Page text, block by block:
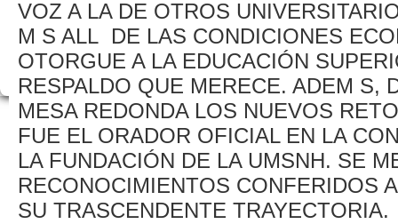
VOZ A LA DE OTROS
M S ALL DE LAS CONDICIONES
OTORGUE A LA EDUCACIÓN
RESPALDO QUE MERECE. ADEM S,
MESA REDONDA LOS NUEVOS
FUE EL ORADOR OFICIAL EN LA
LA FUNDACIÓN DE LA UMSNH. SE
RECONOCIMIENTOS CONFERIDOS
SU TRASCENDENTE TRAYECTORIA.